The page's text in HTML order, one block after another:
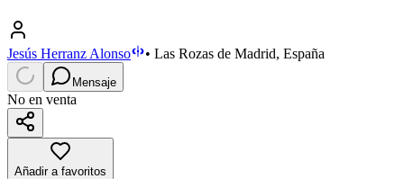
Jesús Herranz Alonso • Las Rozas de Madrid, España
Mensaje
No en venta
Añadir a favoritos